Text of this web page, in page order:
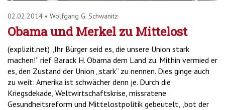
02.02.2014 • Wolfgang G. Schwanitz
Obama und Merkel zu Mittelost
(explizit.net) „Ihr Bürger seid es, die unsere Union stark
machen!“ rief Barack H. Obama dem Land zu. Mithin vermied er
es, den Zustand der Union „stark“ zu nennen. Dies ginge auch
zu weit: Amerika ist schwächer denn je. Durch die
Kriegsdekade, Weltwirtschaftskrise, missratene
Gesundheitsreform und Mittelostpolitik gebeutelt, „bot der